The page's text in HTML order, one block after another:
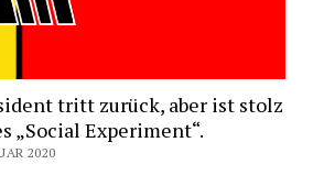
tritt zurück, aber ist stolz
„Social Experiment“.
2020